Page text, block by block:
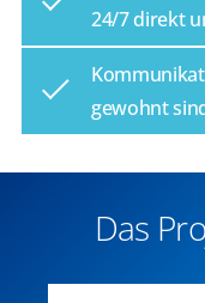
24/7 direkt
gewohnt
Das